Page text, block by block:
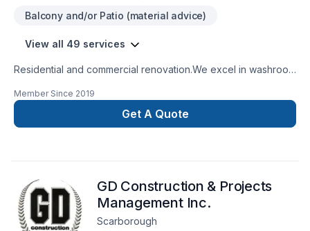
Balcony and/or Patio (material advice)
View all 49 services
Residential and commercial renovation.We excel in washroom
Member Since 2019
Get A Quote
GD Construction & Projects
Management Inc.
Scarborough